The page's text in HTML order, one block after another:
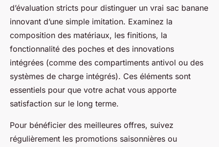
d’évaluation stricts pour distinguer un vrai sac banane
innovant d’une simple imitation. Examinez la
composition des matériaux, les finitions, la
fonctionnalité des poches et des innovations
intégrées (comme des compartiments antivol ou des
systèmes de charge intégrés). Ces éléments sont
essentiels pour que votre achat vous apporte
satisfaction sur le long terme.
Pour bénéficier des meilleures offres, suivez
régulièrement les promotions saisonnières ou